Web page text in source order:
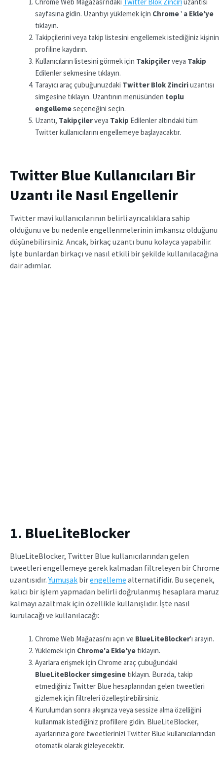
sayfasına gidin. Uzantıyı yüklemek için Chrome' a Ekle'ye
tıklayın.
Takipçilerini veya takip listesini engellemek istediğiniz kişinin
profiline kaydırın.
Kullanıcıların listesini görmek için Takipçilerveya Takip
Edilenler sekmesine tıklayın.
Tarayıcı araç çubuğunuzdaki Twitter Blok Zinciriuzantısı
simgesine tıklayın. Uzantının menüsünden toplu
engellemeseçeneğini seçin.
Uzantı, Takipçilerveya Takip Edilenler altındaki tüm
Twitter kullanıcılarını engellemeye başlayacaktır.
Twitter Blue Kullanıcıları Bir
Uzantı ile Nasıl Engellenir
Twitter mavi kullanıcılarının belirli ayrıcalıklara sahip
olduğunu ve bu nedenle engellenmelerinin imkansız olduğunu
düşünebilirsiniz. Ancak, birkaç uzantı bunu kolayca yapabilir.
İşte bunlardan birkaçı ve nasıl etkili bir şekilde kullanılacağına
dair adımlar.
1. BlueLiteBlocker
BlueLiteBlocker, Twitter Blue kullanıcılarından gelen
tweetleri engellemeye gerek kalmadan filtreleyen bir Chrome
uzantısıdır.Yumuşak birengelleme alternatifidir. Bu seçenek,
kalıcı bir işlem yapmadan belirli doğrulanmış hesaplara maruz
kalmayı azaltmak için özellikle kullanışlıdır. İşte nasıl
kurulacağı ve kullanılacağı:
Chrome Web Mağazası'nı açın ve BlueLiteBlocker'ı arayın.
Yüklemek için Chrome'a Ekle'ye tıklayın.
Ayarlara erişmek için Chrome araç çubuğundaki
BlueLiteBlocker simgesine tıklayın. Burada, takip
etmediğiniz Twitter Blue hesaplarından gelen tweetleri
gizlemek için filtreleri özelleştirebilirsiniz.
Kurulumdan sonra akışınıza veya sessize alma özelliğini
kullanmak istediğiniz profillere gidin. BlueLiteBlocker,
ayarlarınıza göre tweetlerinizi Twitter Blue kullanıcılarından
otomatik olarak gizleyecektir.